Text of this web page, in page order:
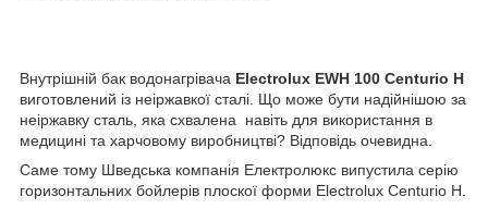
Внутрішній бак водонагрівача Electrolux EWH 100 Centurio H
виготовлений із неіржавкої сталі. Що може бути надійнішою за
неіржавку сталь, яка схвалена навіть для використання в
медицині та харчовому виробництві? Відповідь очевидна.
Саме тому Шведська компанія Електролюкс випустила серію
горизонтальних бойлерів плоскої форми Electrolux Centurio H.